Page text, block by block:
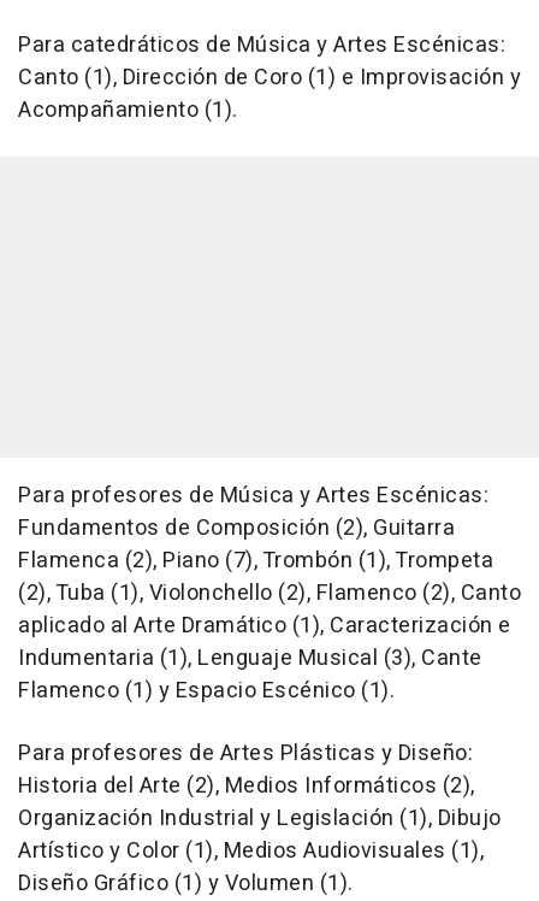
Para catedráticos de Música y Artes Escénicas:
Canto (1), Dirección de Coro (1) e Improvisación y
Acompañamiento (1).
Para profesores de Música y Artes Escénicas:
Fundamentos de Composición (2), Guitarra
Flamenca (2), Piano (7), Trombón (1), Trompeta
(2), Tuba (1), Violonchello (2), Flamenco (2), Canto
aplicado al Arte Dramático (1), Caracterización e
Indumentaria (1), Lenguaje Musical (3), Cante
Flamenco (1) y Espacio Escénico (1).
Para profesores de Artes Plásticas y Diseño:
Historia del Arte (2), Medios Informáticos (2),
Organización Industrial y Legislación (1), Dibujo
Artístico y Color (1), Medios Audiovisuales (1),
Diseño Gráfico (1) y Volumen (1).